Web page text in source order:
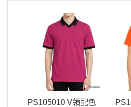
PS105010 V領配色